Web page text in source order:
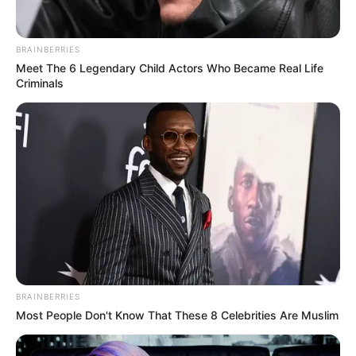
Le puede interesar:
Medida pone a temblar a
ciudadanos: advierten otro aumento en facturas
BRAINBERRIES
Meet The 6 Legendary Child Actors Who Became Real Life
Criminals
BRAINBERRIES
Most People Don't Know That These 8 Celebrities Are Muslim